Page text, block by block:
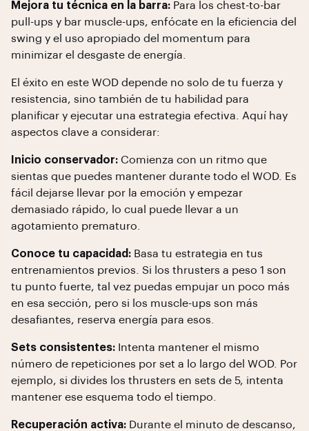
Mejora tu técnica en la barra: Para los chest-to-bar
pull-ups y bar muscle-ups, enfócate en la eficiencia del
swing y el uso apropiado del momentum para
minimizar el desgaste de energía.
El éxito en este WOD depende no solo de tu fuerza y
resistencia, sino también de tu habilidad para
planificar y ejecutar una estrategia efectiva. Aquí hay
aspectos clave a considerar:
Inicio conservador: Comienza con un ritmo que
sientas que puedes mantener durante todo el WOD. Es
fácil dejarse llevar por la emoción y empezar
demasiado rápido, lo cual puede llevar a un
agotamiento prematuro.
Conoce tu capacidad: Basa tu estrategia en tus
entrenamientos previos. Si los thrusters a peso 1 son
tu punto fuerte, tal vez puedas empujar un poco más
en esa sección, pero si los muscle-ups son más
desafiantes, reserva energía para esos.
Sets consistentes: Intenta mantener el mismo
número de repeticiones por set a lo largo del WOD. Por
ejemplo, si divides los thrusters en sets de 5, intenta
mantener ese esquema todo el tiempo.
Recuperación activa: Durante el minuto de descanso,